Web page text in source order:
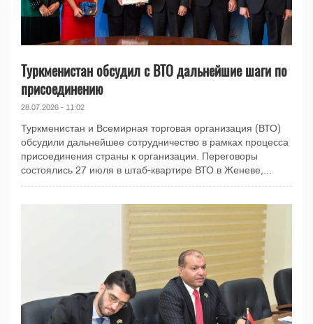
Туркменистан обсудил с ВТО дальнейшие шаги по
присоединению
28.07.2026 - 11:02
Туркменистан и Всемирная торговая организация (ВТО)
обсудили дальнейшее сотрудничество в рамках процесса
присоединения страны к организации. Переговоры
состоялись 27 июля в штаб-квартире ВТО в Женеве,...